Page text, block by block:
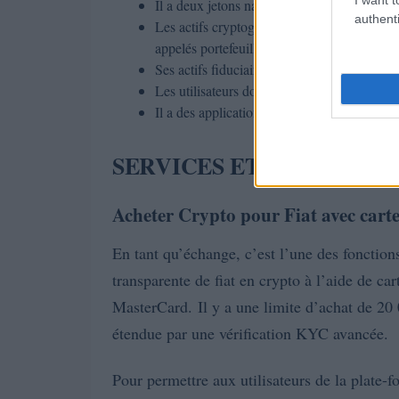
Il a deux jetons natifs, à savoir, DFT et
Les actifs cryptographiques sont
appelés portefeuilles froids.
Ses actifs fiduciaires sont détenus dans
Les utilisateurs doivent effectuer la
Il a des applications mobiles sur les
SERVICES ET
Acheter Crypto pour Fiat avec
En tant qu’échange, c’est l’une des
transparente de fiat en crypto à l’aide de
MasterCard. Il y a une limite d’achat de
étendue par une vérification KYC avancée.
Pour permettre aux utilisateurs de la plate-